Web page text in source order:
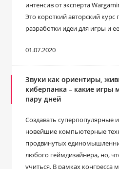
интенсив от эксперта
Это короткий авторский курс
разработки идеи для игры и
01.07.2020
Звуки как ориентиры,
киберпанка – какие игры
пару дней
Создавать суперпопулярные
новейшие компьютерные
продвинутых
любого геймдизайнера, но,
учиться. В рамках конгресса